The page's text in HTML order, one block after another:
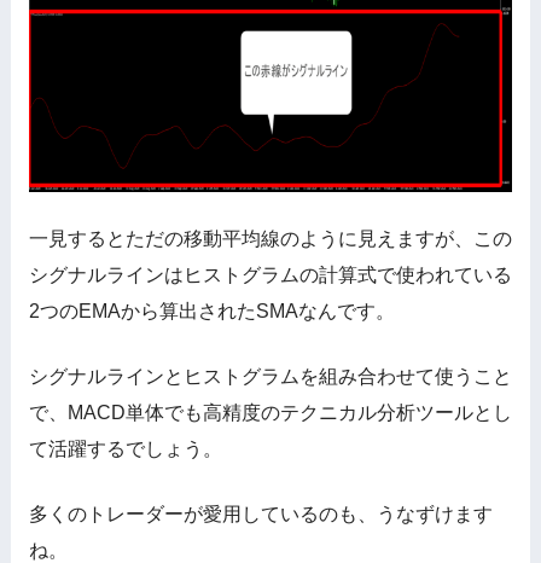
一見するとただの移動平均線のように見えますが、この
シグナルラインはヒストグラムの計算式で使われている
2つのEMAから算出されたSMAなんです。
シグナルラインとヒストグラムを組み合わせて使うこと
で、MACD単体でも高精度のテクニカル分析ツールとし
て活躍するでしょう。
多くのトレーダーが愛用しているのも、うなずけます
ね。